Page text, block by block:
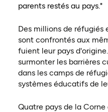
parents restés au pays."
Des millions de réfugiés
sont confrontés aux
fuient leur pays
surmonter les barrières
dans les camps de
systèmes éducatifs de
Quatre pays de la